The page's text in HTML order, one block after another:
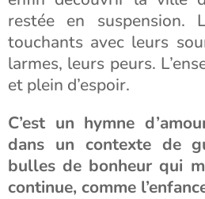
restée en suspension.
touchants avec leurs
larmes, leurs peurs.
et plein d’espoir.
C’est un hymne
dans un contexte de
bulles de bonheur qui
continue, comme